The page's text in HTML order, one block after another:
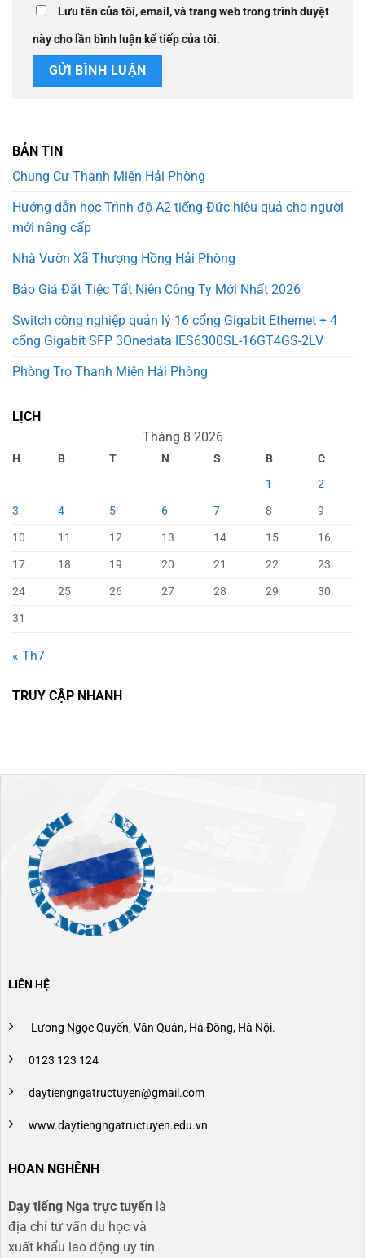
Lưu tên của tôi, email, và trang web trong trình duyệt
này cho lần bình luận kế tiếp của tôi.
BẢN TIN
Chung Cư Thanh Miện Hải Phòng
Hướng dẫn học Trình độ A2 tiếng Đức hiệu quả cho người
mới nâng cấp
Nhà Vườn Xã Thượng Hồng Hải Phòng
Báo Giá Đặt Tiệc Tất Niên Công Ty Mới Nhất 2026
Switch công nghiệp quản lý 16 cổng Gigabit Ethernet + 4
cổng Gigabit SFP 3Onedata IES6300SL-16GT4GS-2LV
Phòng Trọ Thanh Miện Hải Phòng
LỊCH
Tháng 8 2026
H B T N S B
C
1
2
3
4 5 6 7 8
9
10
11 12 13 14 15
16
17
18 19 20 21 22
23
24
25 26 27 28 29
30
31
« Th7
TRUY CẬP NHANH
LIÊN HỆ
Lương Ngọc Quyến, Văn Quán, Hà Đông, Hà Nội.
0123 123 124
daytiengngatructuyen@gmail.com
www.daytiengngatructuyen.edu.vn
HOAN NGHÊNH
Dạy tiếng Nga trực tuyến là
địa chỉ tư vấn du học và
xuất khẩu lao động uy tín